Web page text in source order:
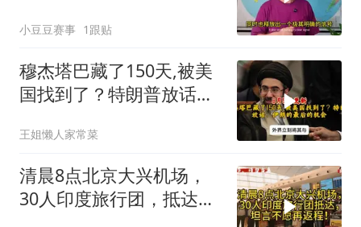
小豆豆赛事 1跟贴
穆杰塔巴藏了150天,被美
国找到了？特朗普放话：
王姐懒人家常菜
清晨8点北京大兴机场，
30人印度旅行团，抵达，